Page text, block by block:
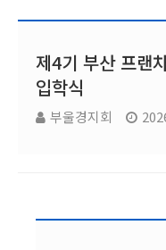
제4기 부산 프랜
입학식
부울경지회